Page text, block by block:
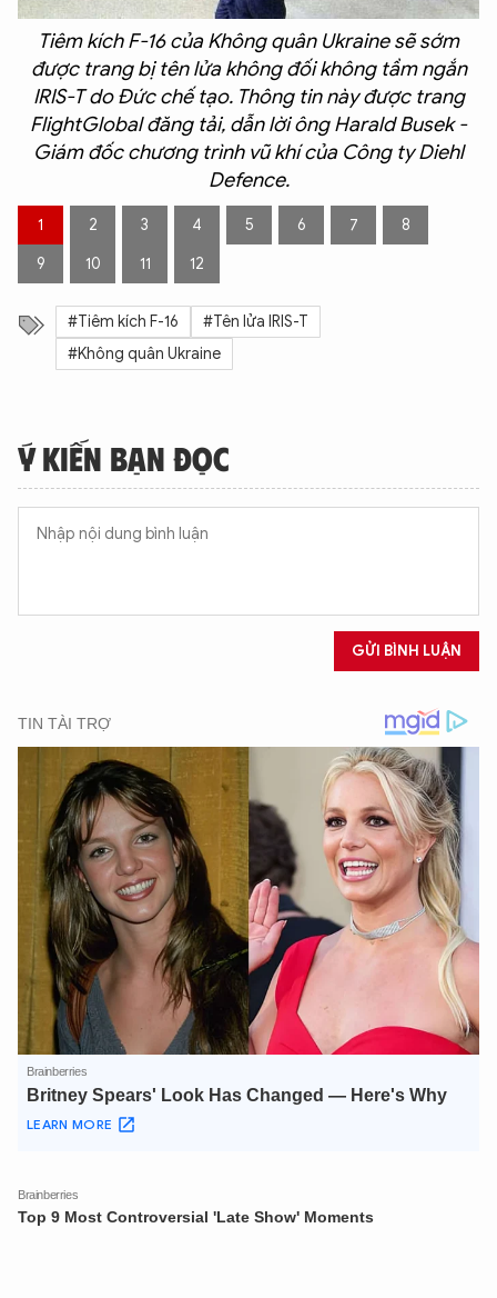
Tiêm kích F-16 của Không quân Ukraine sẽ sớm
được trang bị tên lửa không đối không tầm ngắn
IRIS-T do Đức chế tạo. Thông tin này được trang
FlightGlobal đăng tải, dẫn lời ông Harald Busek -
Giám đốc chương trình vũ khí của Công ty Diehl
Defence.
1 2 3 4 5 6 7 8
9 10 11 12
#Tiêm kích F-16
#Tên lửa IRIS-T
#Không quân Ukraine
Ý KIẾN BẠN ĐỌC
GỬI BÌNH LUẬN